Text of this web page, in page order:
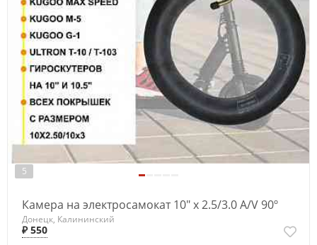
5
Камера на электросамокат 10" x 2.5/3.0 A/V 90º
Донецк, Калининский
₽ 550